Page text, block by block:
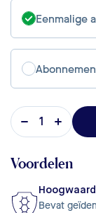
Eenmalige
Voordelen
Bevat